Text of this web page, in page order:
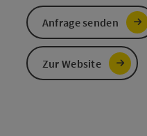
Anfrage senden
Zur Website